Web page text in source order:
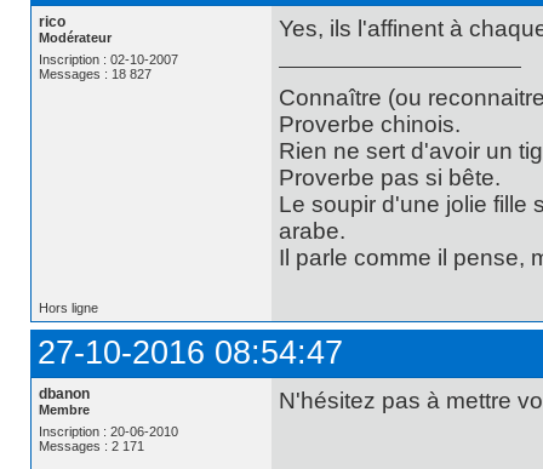
rico
Modérateur
Inscription : 02-10-2007
Messages : 18 827
Yes, ils l'affinent à
Connaître (ou
Proverbe chinois.
Rien ne sert d'avoir un
Proverbe pas si bête.
Le soupir d'une jolie fille
arabe.
Il parle comme il pense,
Hors ligne
27-10-2016 08:54:47
dbanon
Membre
Inscription : 20-06-2010
Messages : 2 171
N'hésitez pas à mettre